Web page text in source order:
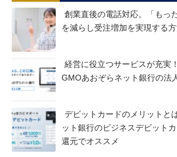
創業直後の電話対応。「もっ
を減らし受注増加を実現する
経営に役立つサービスが充実
GMOあおぞらネット銀行の法
デビットカードのメリットと
ット銀行のビジネスデビット
還元でオススメ